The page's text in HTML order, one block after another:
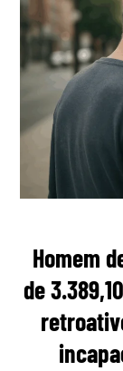
Homem
de